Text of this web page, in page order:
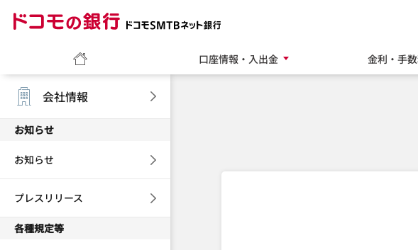
口座情報・入出金 金利・手
会社情報
お知らせ
お知らせ
プレスリリース
各種規定等